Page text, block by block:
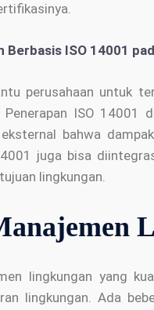
ISO 14001
perusahaan untuk
ISO 14001
bahwa
juga bisa
lingkungan.
lingkungan yang
lingkungan. Ada